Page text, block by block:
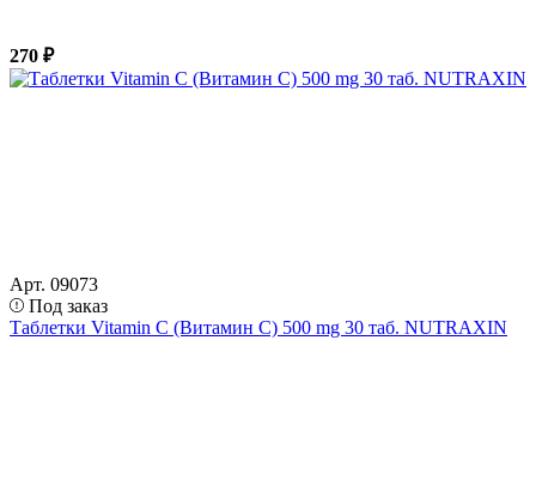
270 ₽
Арт. 09073
Под заказ
Таблетки Vitamin C (Витамин С) 500 mg 30 таб. NUTRAXIN